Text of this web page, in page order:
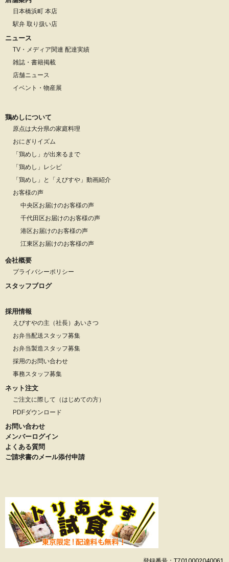
日本橋浜町 本店
駅弁 取り扱い店
ニュース
TV・メディア関連 配達実績
雑誌・書籍掲載
店舗ニュース
イベント・物産展
鶏めしについて
原点は大分県の家庭料理
おにぎりイズム
「鶏めし」が出来るまで
「鶏めし」レシピ
「鶏めし」と「えびすや」動画紹介
お客様の声
中央区お届けのお客様の声
千代田区お届けのお客様の声
港区お届けのお客様の声
江東区お届けのお客様の声
会社概要
プライバシーポリシー
スタッフブログ
採用情報
えびすやの主（社長）あいさつ
お弁当配送スタッフ募集
お弁当製造スタッフ募集
採用のお問い合わせ
事務スタッフ募集
ネット注文
ご注文に際して（はじめての方）
PDFダウンロード
お問い合わせ
メンバーログイン
よくある質問
ご請求書のメール添付申請